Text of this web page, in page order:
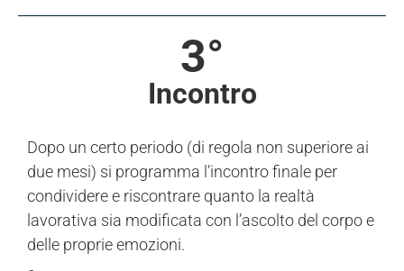
3°
Incontro
Dopo un certo periodo (di regola non superiore ai
due mesi) si programma l’incontro finale per
condividere e riscontrare quanto la realtà
lavorativa sia modificata con l’ascolto del corpo e
delle proprie emozioni.